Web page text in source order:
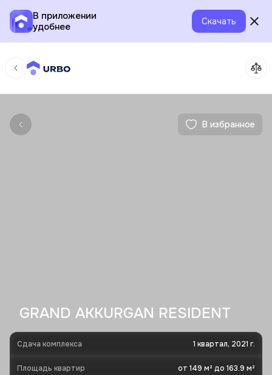
В приложении
удобнее
Скачать
В избранное
GRAND AKKURGAN RESIDENT
Сдача комплекса 1 квартал, 2021 г.
Площадь квартир от 149 м² до 163.9 м²